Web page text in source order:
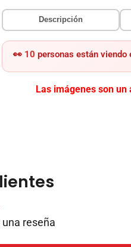
Descripción
👀 10 personas están viendo
Las imágenes son
reseña